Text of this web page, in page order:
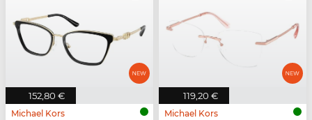
152,80 €
Michael Kors
119,20 €
Michael Kors